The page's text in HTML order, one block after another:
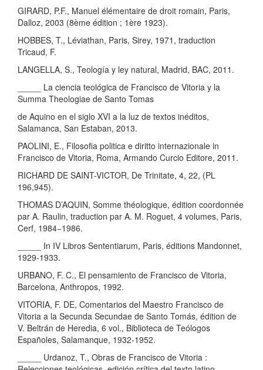
GIRARD, P.F., Manuel élémentaire de droit romain, Paris,
Dalloz, 2003 (8ème édition ; 1ère 1923).
HOBBES, T., Léviathan, Paris, Sirey, 1971, traduction
Tricaud, F.
LANGELLA, S., Teología y ley natural, Madrid, BAC, 2011.
_____ La ciencia teológica de Francisco de Vitoria y la
Summa Theologiae de Santo Tomas
de Aquino en el siglo XVI a la luz de textos inéditos,
Salamanca, San Estaban, 2013.
PAOLINI, E., Filosofia politica e diritto internazionale in
Francisco de Vitoria, Roma, Armando Curcio Editore, 2011.
RICHARD DE SAINT-VICTOR, De Trinitate, 4, 22, (PL
196,945).
THOMAS D’AQUIN, Somme théologique, édition coordonnée
par A. Raulin, traduction par A. M. Roguet, 4 volumes, Paris,
Cerf, 1984−1986.
_____ In IV Libros Sententiarum, Paris, éditions Mandonnet,
1929-1933.
URBANO, F. C., El pensamiento de Francisco de Vitoria,
Barcelona, Anthropos, 1992.
VITORIA, F. DE, Comentarios del Maestro Francisco de
Vitoria a la Secunda Secundae de Santo Tomás, édition de
V. Beltrán de Heredia, 6 vol., Biblioteca de Teólogos
Españoles, Salamanque, 1932-1952.
_____ Urdanoz, T., Obras de Francisco de Vitoria :